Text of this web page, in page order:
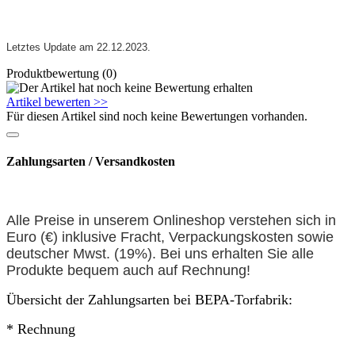
Letztes Update am 22.12.2023.
Produktbewertung (0)
Artikel bewerten >>
Für diesen Artikel sind noch keine Bewertungen vorhanden.
Zahlungsarten / Versandkosten
Alle Preise in unserem Onlineshop verstehen sich in
Euro (€) inklusive Fracht, Verpackungskosten sowie
deutscher Mwst. (19%). Bei uns erhalten Sie alle
Produkte bequem auch auf Rechnung!
Übersicht der Zahlungsarten bei BEPA-Torfabrik:
* Rechnung